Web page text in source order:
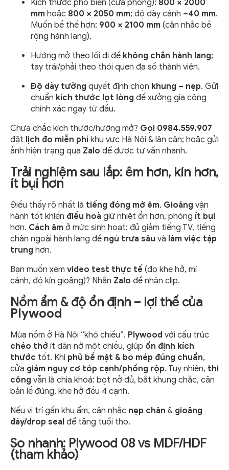
Kích thước phổ biến (cửa phòng): 800 × 2000
mm hoặc 800 × 2050 mm; độ dày cánh ~40 mm.
Muốn bề thế hơn: 900 × 2100 mm (cân nhắc bề
rộng hành lang).
Hướng mở theo lối đi để không chắn hành lang;
tay trái/phải theo thói quen đa số thành viên.
Độ dày tường quyết định chọn khung – nẹp. Gửi
chuẩn kích thước lọt lòng để xưởng gia công
chính xác ngay từ đầu.
Chưa chắc kích thước/hướng mở? Gọi 0984.559.907
đặt lịch đo miễn phí khu vực Hà Nội & lân cận; hoặc gửi
ảnh hiện trạng qua Zalo để được tư vấn nhanh.
Trải nghiệm sau lắp: êm hơn, kín hơn,
ít bụi hơn
Điều thấy rõ nhất là tiếng đóng mở êm. Gioăng vận
hành tốt khiến điều hoà giữ nhiệt ổn hơn, phòng ít bụi
hơn. Cách âm ở mức sinh hoạt: đủ giảm tiếng TV, tiếng
chân ngoài hành lang để ngủ trưa sâu và làm việc tập
trung hơn.
Bạn muốn xem video test thực tế (đo khe hở, mí
cánh, độ kín gioăng)? Nhắn Zalo để nhận clip.
Nồm ẩm & độ ổn định – lợi thế của
Plywood
Mùa nồm ở Hà Nội “khó chiều”. Plywood với cấu trúc
chéo thớ ít dãn nở một chiều, giúp ổn định kích
thước tốt. Khi phủ bề mặt & bo mép đúng chuẩn,
cửa giảm nguy cơ tóp cạnh/phồng rộp. Tuy nhiên, thi
công vẫn là chìa khoá: bọt nở đủ, bắt khung chắc, căn
bản lề đúng, khe hở đều 4 cạnh.
Nếu vị trí gần khu ẩm, cân nhắc nẹp chân & gioăng
đáy/drop seal để tăng tuổi thọ.
So nhanh: Plywood 08 vs MDF/HDF
(tham khảo)